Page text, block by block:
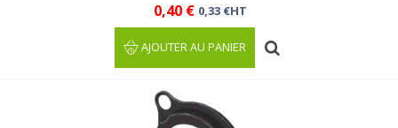
0,40 € 0,33 €HT
AJOUTER AU PANIER